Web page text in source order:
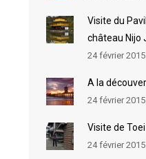
Visite du
château Nijo
24 février 2015
A la
24 février 2015
Visite de
24 février 2015